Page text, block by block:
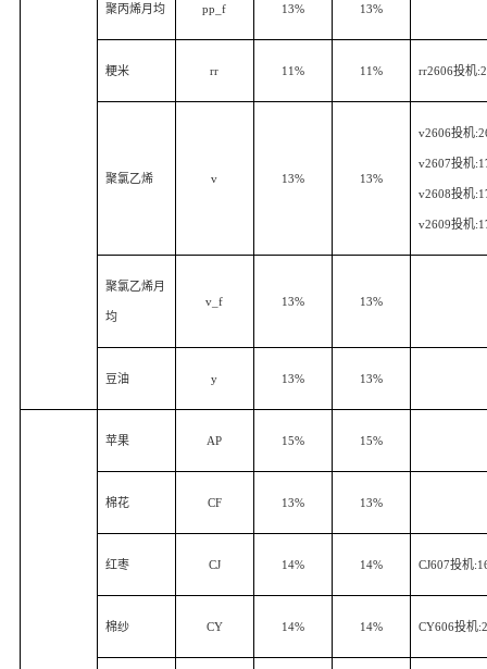
聚丙烯月均 pp_f 13% 13%
粳米 rr 11% 11% rr2606投机
聚氯乙烯 v 13% 13%
v2606投机
v2607投机
v2608投机
v2609投机
聚氯乙烯月
均
v_f 13% 13%
豆油 y 13% 13%
苹果 AP 15% 15%
棉花 CF 13% 13%
红枣 CJ 14% 14% CJ607投机
棉纱 CY 14% 14% CY606投机